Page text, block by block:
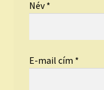
Név*
E-mail cím *